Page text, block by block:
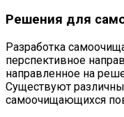
Решения для
Разработка
перспективное
направленное на
Существуют
самоочищающихся